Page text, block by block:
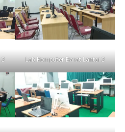
Lab Komputer Barat Lantai 2